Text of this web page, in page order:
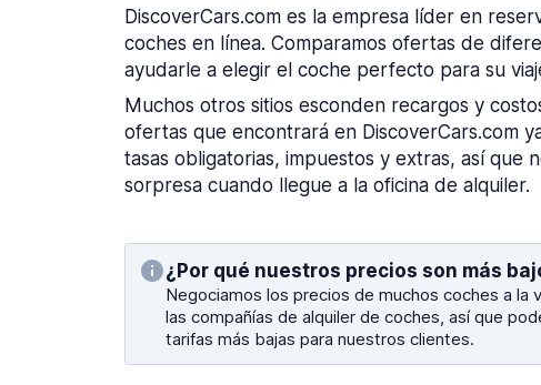
DiscoverCars.com es la empresa líder en
coches en línea. Comparamos ofertas de
ayudarle a elegir el coche perfecto para su
Muchos otros sitios esconden recargos y
ofertas que encontrará en DiscoverCars.com
tasas obligatorias, impuestos y extras, así que
sorpresa cuando llegue a la oficina de alquiler.
¿Por qué nuestros precios son más
Negociamos los precios de muchos coches a la
las compañías de alquiler de coches, así que
tarifas más bajas para nuestros clientes.